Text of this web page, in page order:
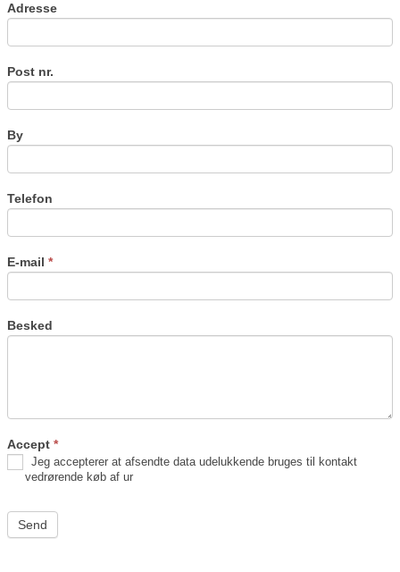
Adresse
Post nr.
By
Telefon
E-mail *
Besked
Accept *
Jeg accepterer at afsendte data udelukkende bruges til kontakt
vedrørende køb af ur
Send